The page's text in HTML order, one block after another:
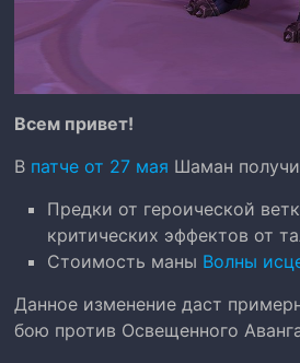
Всем привет!
В патче от 27 мая Шаман
Предки от героической
критических эффектов от
Стоимость маны Волны
Данное изменение даст
бою против Освещенного